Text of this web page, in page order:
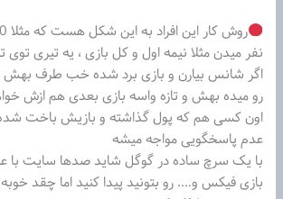
نفر میدن مثلا نیمه اول و کل بازی ، یه تیری توی
اگر شانس بیارن و بازی برد شده خب طرف بهش
رو میده بهش و تازه واسه بازی بعدی هم ازش
اون کسی هم که پول گذاشته و بازیش باخت شده
عدم پاسخگویی مواجه میشه
با یک سرچ ساده در گوگل شاید صدها سایت با
بازی فیکس و…. رو بتونید پیدا کنید اما چقد